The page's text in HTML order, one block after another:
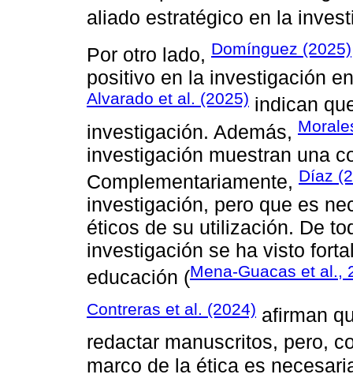
aliado estratégico en la
Por otro lado, Domínguez (2025)
positivo en la investigación
Alvarado et al. (2025) indican
investigación. Además,
investigación muestran una
Complementariamente, Díaz
investigación, pero que es
éticos de su utilización. De
investigación se ha visto
educación (Mena-Guacas et al.,
Contreras et al. (2024) afirman
redactar manuscritos, pero,
marco de la ética es